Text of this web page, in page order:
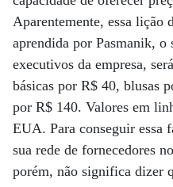
Aparentemente, essa lição
aprendida por Pasmanik,
executivos da empresa,
básicas por R$ 40, blusas
por R$ 140. Valores em
EUA. Para conseguir essa
sua rede de fornecedores
porém, não significa dizer